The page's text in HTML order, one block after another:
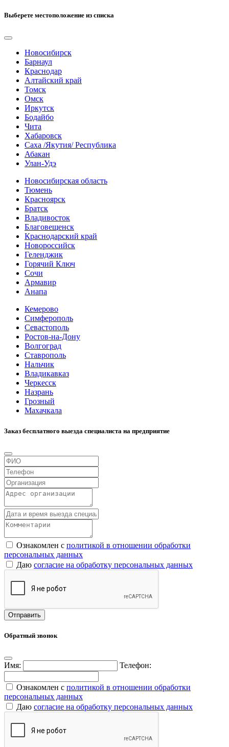
Выберете местоположение из списка
Новосибирск
Барнаул
Краснодар
Алтайский край
Томск
Омск
Иркутск
Бодайбо
Чита
Хабаровск
Саха /Якутия/ Республика
Абакан
Улан-Удэ
Новосибирская область
Тюмень
Красноярск
Братск
Владивосток
Благовещенск
Краснодарский край
Новороссийск
Геленджик
Горячий Ключ
Сочи
Армавир
Анапа
Кемерово
Симферополь
Севастополь
Ростов-на-Дону
Волгоград
Ставрополь
Нальчик
Владикавказ
Черкесск
Назрань
Грозный
Махачкала
Заказ бесплатного выезда специалиста на предприятие
Ознакомлен с политикой в отношении обработки
персональных данных
Даю согласие на обработку персональных данных
Обратный звонок
Имя: Телефон:
Ознакомлен с политикой в отношении обработки
персональных данных
Даю согласие на обработку персональных данных